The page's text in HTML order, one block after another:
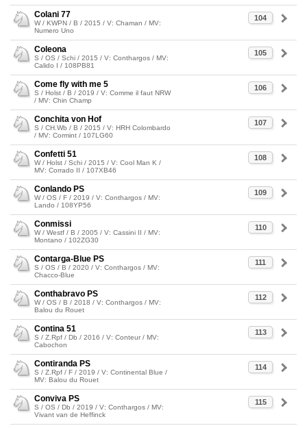
104
Colani 77
W / KWPN / B / 2015 / V: Chaman / MV:
Numero Uno
105
Coleona
S / OS / Schi / 2015 / V: Conthargos / MV:
Calido I / 108PB81
106
Come fly with me 5
S / Holst / B / 2019 / V: Comme il faut NRW
/ MV: Chin Champ
107
Conchita von Hof
S / CH.Wb / B / 2015 / V: HRH Colombardo
/ MV: Cormint / 107LG60
108
Confetti 51
W / Holst / Schi / 2015 / V: Cool Man K /
MV: Corrado II / 107XB46
109
Conlando PS
W / OS / F / 2019 / V: Conthargos / MV:
Lando / 108YP56
110
Conmissi
W / Westf / B / 2005 / V: Cassini II / MV:
Montano / 102ZG30
111
Contarga-Blue PS
S / OS / B / 2020 / V: Conthargos / MV:
Chacco-Blue
112
Conthabravo PS
W / OS / B / 2018 / V: Conthargos / MV:
Balou du Rouet
113
Contina 51
S / Z.Rpf / Db / 2016 / V: Conteur / MV:
Cabochon
114
Contiranda PS
S / Z.Rpf / F / 2019 / V: Continental Blue /
MV: Balou du Rouet
115
Conviva PS
S / OS / Db / 2019 / V: Conthargos / MV:
Vivant van de Heffinck